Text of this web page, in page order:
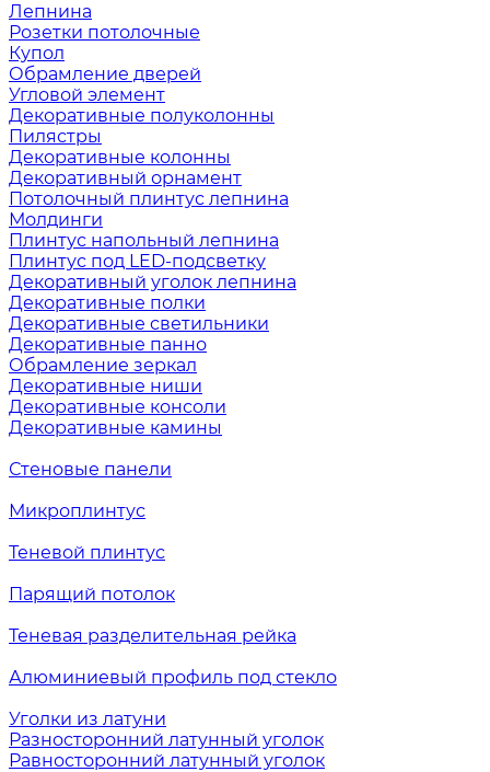
Лепнина
Розетки потолочные
Купол
Обрамление дверей
Угловой элемент
Декоративные полуколонны
Пилястры
Декоративные колонны
Декоративный орнамент
Потолочный плинтус лепнина
Молдинги
Плинтус напольный лепнина
Плинтус под LED-подсветку
Декоративный уголок лепнина
Декоративные полки
Декоративные светильники
Декоративные панно
Обрамление зеркал
Декоративные ниши
Декоративные консоли
Декоративные камины
Стеновые панели
Микроплинтус
Теневой плинтус
Парящий потолок
Теневая разделительная рейка
Алюминиевый профиль под стекло
Уголки из латуни
Разносторонний латунный уголок
Равносторонний латунный уголок